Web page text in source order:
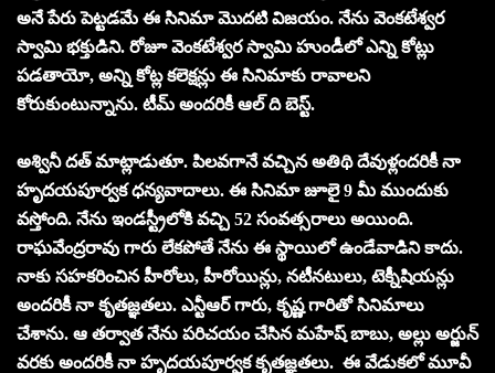
అనే పేరు పెట్టడమే ఈ సినిమా మొదటి విజయం. నేను వెంకటేశ్వర
స్వామి భక్తుడిని. రోజూ వెంకటేశ్వర స్వామి హుండీలో ఎన్ని కోట్లు
పడతాయో, అన్ని కోట్ల కలెక్షన్లు ఈ సినిమాకు రావాలని
కోరుకుంటున్నాను. టీమ్ అందరికీ ఆల్ ది బెస్ట్.
అశ్వినీ దత్ మాట్లాడుతూ. పిలవగానే వచ్చిన అతిథి దేవుళ్లందరికీ నా
హృదయపూర్వక ధన్యవాదాలు. ఈ సినిమా జూలై 9 మీ ముందుకు
వస్తోంది. నేను ఇండస్ట్రీలోకి వచ్చి 52 సంవత్సరాలు అయింది.
రాఘవేంద్రరావు గారు లేకపోతే నేను ఈ స్థాయిలో ఉండేవాడిని కాదు.
నాకు సహకరించిన హీరోలు, హీరోయిన్లు, నటీనటులు, టెక్నీషియన్లు
అందరికీ నా కృతజ్ఞతలు. ఎన్టీఆర్ గారు, కృష్ణ గారితో సినిమాలు
చేశాను. ఆ తర్వాత నేను పరిచయం చేసిన మహేష్ బాబు, అల్లు అర్జున్
వరకు అందరికీ నా హృదయపూర్వక కృతజ్ఞతలు. ఈ వేడుకలో మూవీ